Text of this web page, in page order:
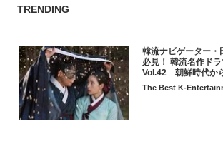
TRENDING
韓流ナビゲーター・
必見！ 韓流名作ド
Vol.42 朝鮮時代か
The Best K-